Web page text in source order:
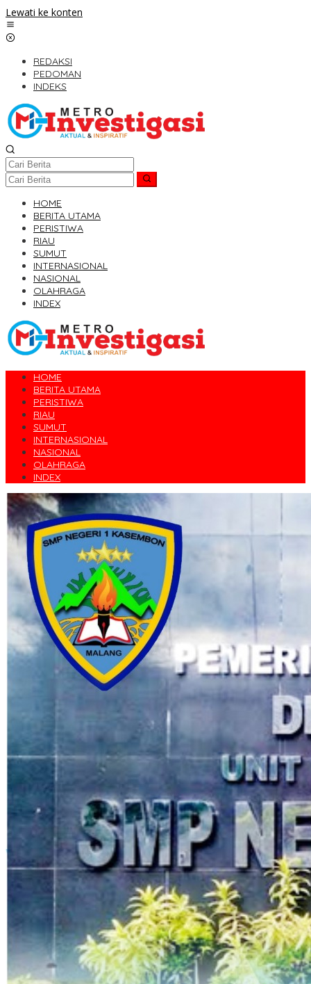
Lewati ke konten
REDAKSI
PEDOMAN
INDEKS
HOME
BERITA UTAMA
PERISTIWA
RIAU
SUMUT
INTERNASIONAL
NASIONAL
OLAHRAGA
INDEX
HOME
BERITA UTAMA
PERISTIWA
RIAU
SUMUT
INTERNASIONAL
NASIONAL
OLAHRAGA
INDEX